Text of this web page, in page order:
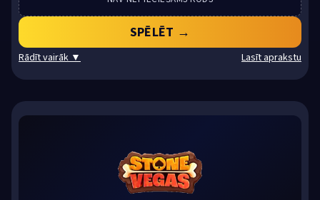
SPĒLĒT →
Rādīt vairāk ▼ Lasīt aprakstu